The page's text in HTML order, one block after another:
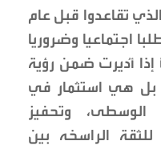
تقاعدوا قبل عام
اجتماعيا وضروريا
إذا أُديرت ضمن رؤية
بل هي استثمار في
الوسطى، وتحفيز
للثقة الراسخه بين